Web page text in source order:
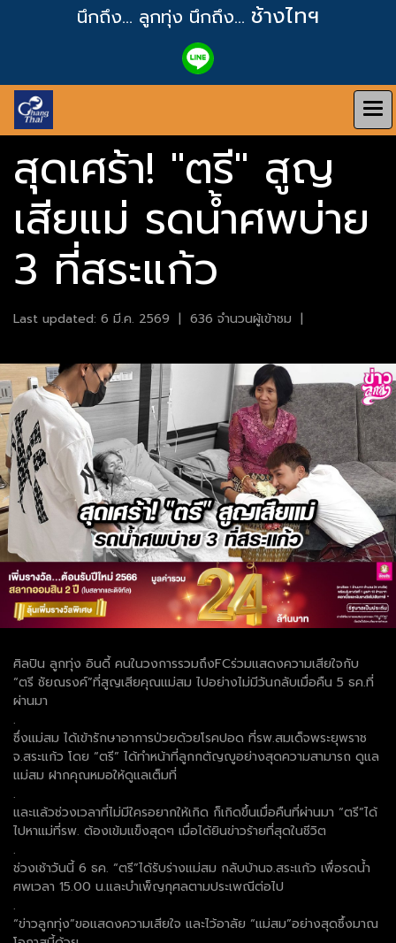
นึกถึง... ลูกทุ่ง นึกถึง... ช้างไทฯ
สุดเศร้า! "ตรี" สูญ
เสียแม่ รดน้ำศพบ่าย
3 ที่สระแก้ว
Last updated: 6 มี.ค. 2569 | 636 จำนวนผู้เข้าชม |
ศิลปิน ลูกทุ่ง อินดี้ คนในวงการรวมถึงFCร่วมแสดงความเสียใจกับ
“ตรี ชัยณรงค์”ที่สูญเสียคุณแม่สม ไปอย่างไม่มีวันกลับเมื่อคืน 5 ธค.ที่
ผ่านมา
.
ซึ่งแม่สม ได้เข้ารักษาอาการป่วยด้วยโรคปอด ที่รพ.สมเด็จพระยุพราช
จ.สระแก้ว โดย “ตรี” ได้ทำหน้าที่ลูกกตัญญูอย่างสุดความสามารถ ดูแล
แม่สม ฝากคุณหมอให้ดูแลเต็มที่
.
และแล้วช่วงเวลาที่ไม่มีใครอยากให้เกิด ก็เกิดขึ้นเมื่อคืนที่ผ่านมา “ตรี”ได้
ไปหาแม่ที่รพ. ต้องเข้มแข็งสุดๆ เมื่อได้ยินข่าวร้ายที่สุดในชีวิต
.
ช่วงเช้าวันนี้ 6 ธค. “ตรี”ได้รับร่างแม่สม กลับบ้านจ.สระแก้ว เพื่อรดน้ำ
ศพเวลา 15.00 น.และบำเพ็ญกุศลตามประเพณีต่อไป
.
“ข่าวลูกทุ่ง”ขอแสดงความเสียใจ และไว้อาลัย “แม่สม”อย่างสุดซึ้งมาณ